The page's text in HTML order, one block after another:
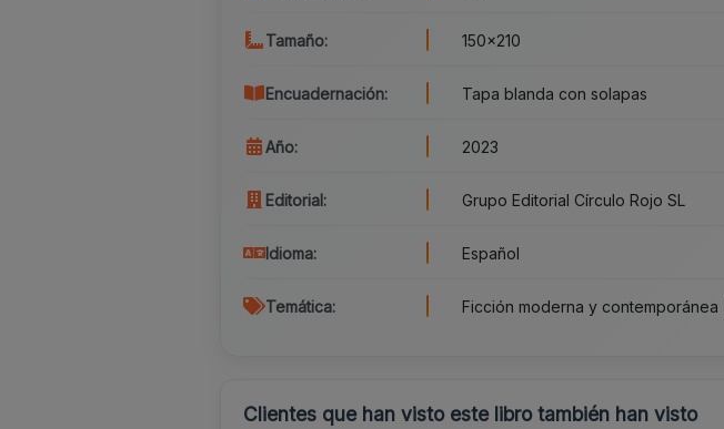
Tamaño: 150x210
Encuadernación: Tapa blanda con solapas
Año: 2023
Editorial: Grupo Editorial Círculo Rojo SL
Idioma: Español
Temática: Ficción moderna y contemporánea
Clientes que han visto este libro también han visto